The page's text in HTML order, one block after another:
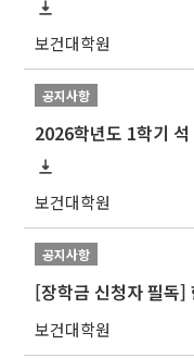
보건대학원
공지사항
보건대학원
공지사항
보건대학원